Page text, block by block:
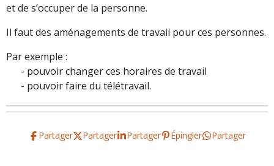
et de s’occuper de la personne.
Il faut des aménagements de travail pour ces personnes.
Par exemple :
- pouvoir changer ces horaires de travail
- pouvoir faire du télétravail.
Partager Partager Partager Épingler Partager